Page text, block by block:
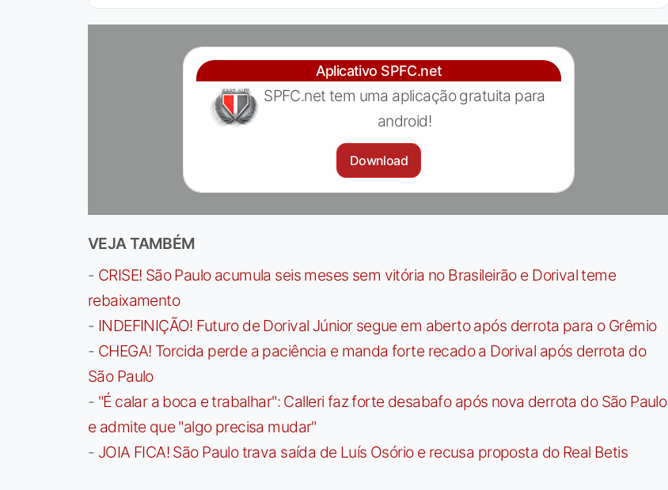
Aplicativo SPFC.net
SPFC.net tem uma aplicação gratuita para
android!
Download
VEJA TAMBÉM
- CRISE! São Paulo acumula seis meses sem vitória no Brasileirão e Dorival teme
rebaixamento
- INDEFINIÇÃO! Futuro de Dorival Júnior segue em aberto após derrota para o Grêmio
- CHEGA! Torcida perde a paciência e manda forte recado a Dorival após derrota do
São Paulo
- "É calar a boca e trabalhar": Calleri faz forte desabafo após nova derrota do São Paulo
e admite que "algo precisa mudar"
- JOIA FICA! São Paulo trava saída de Luís Osório e recusa proposta do Real Betis